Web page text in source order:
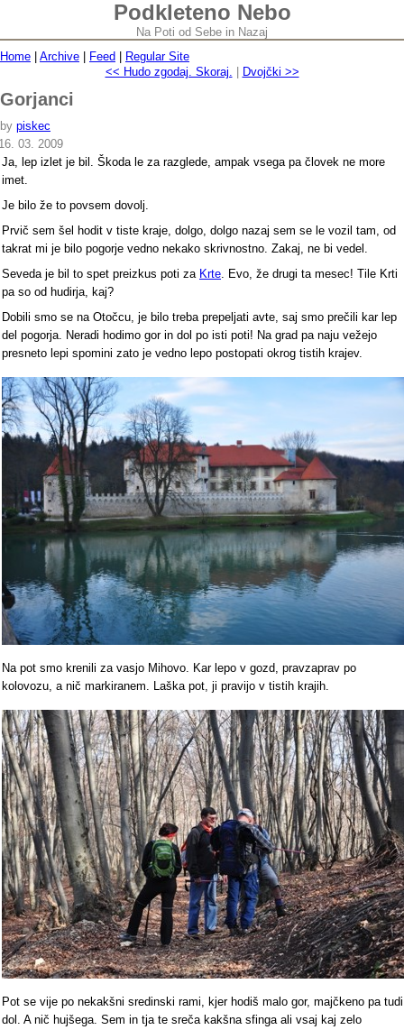
Podkleteno Nebo
Na Poti od Sebe in Nazaj
Home
Archive Feed
Regular Site
<< Hudo zgodaj. Skoraj.
Dvojčki >>
Gorjanci
by piskec
03. 2009
Ja, lep izlet je bil. Škoda le za razglede, ampak vsega pa človek ne more
imet.
Je bilo že to povsem dovolj.
Prvič sem šel hodit v tiste kraje, dolgo, dolgo nazaj sem se le vozil tam, od
takrat mi je bilo pogorje vedno nekako skrivnostno. Zakaj, ne bi vedel.
Seveda je bil to spet preizkus poti za Krte. Evo, že drugi ta mesec! Tile Krti
pa so od hudirja, kaj?
Dobili smo se na Otočcu, je bilo treba prepeljati avte, saj smo prečili kar lep
del pogorja. Neradi hodimo gor in dol po isti poti! Na grad pa naju vežejo
presneto lepi spomini zato je vedno lepo postopati okrog tistih krajev.
Na pot smo krenili za vasjo Mihovo. Kar lepo v gozd, pravzaprav po
kolovozu, a nič markiranem. Laška pot, ji pravijo v tistih krajih.
Pot se vije po nekakšni sredinski rami, kjer hodiš malo gor, majčkeno pa tudi
dol. A nič hujšega. Sem in tja te sreča kakšna sfinga ali vsaj kaj zelo